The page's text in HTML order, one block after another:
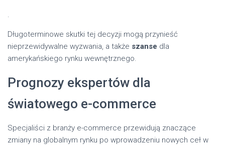
.
Długoterminowe skutki tej decyzji mogą przynieść
nieprzewidywalne wyzwania, a także szanse dla
amerykańskiego rynku wewnętrznego.
Prognozy ekspertów dla
światowego e-commerce
Specjaliści z branży e-commerce przewidują znaczące
zmiany na globalnym rynku po wprowadzeniu nowych ceł w